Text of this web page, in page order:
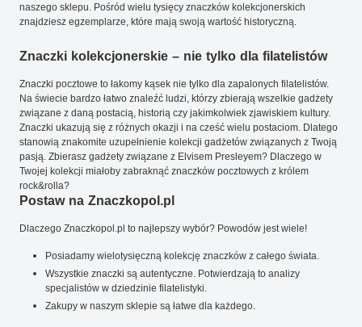
naszego sklepu. Pośród wielu tysięcy znaczków kolekcjonerskich
znajdziesz egzemplarze, które mają swoją wartość historyczną.
Znaczki kolekcjonerskie – nie tylko dla filatelistów
Znaczki pocztowe to łakomy kąsek nie tylko dla zapalonych filatelistów.
Na świecie bardzo łatwo znaleźć ludzi, którzy zbierają wszelkie gadżety
związane z daną postacią, historią czy jakimkolwiek zjawiskiem kultury.
Znaczki ukazują się z różnych okazji i na cześć wielu postaciom. Dlatego
stanowią znakomite uzupełnienie kolekcji gadżetów związanych z Twoją
pasją. Zbierasz gadżety związane z Elvisem Presleyem? Dlaczego w
Twojej kolekcji miałoby zabraknąć znaczków pocztowych z królem
rock&rolla?
Postaw na Znaczkopol.pl
Dlaczego Znaczkopol.pl to najlepszy wybór? Powodów jest wiele!
Posiadamy wielotysięczną kolekcję znaczków z całego świata.
Wszystkie znaczki są autentyczne. Potwierdzają to analizy
specjalistów w dziedzinie filatelistyki.
Zakupy w naszym sklepie są łatwe dla każdego.